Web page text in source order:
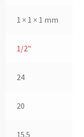
1 × 1 × 1 mm
1/2"
24
20
15.5